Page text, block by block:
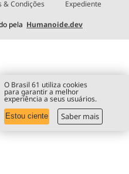
& Condições Expediente
pela Humanoide.dev
O Brasil 61 utiliza cookies
para garantir a melhor
experiência a seus usuários.
Estou ciente Saber mais